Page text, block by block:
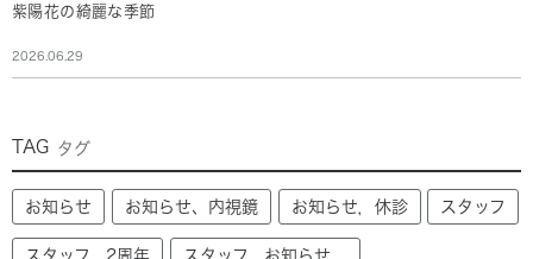
紫陽花の綺麗な季節
2026.06.29
TAG タグ
お知らせ お知らせ、内視鏡 お知らせ，休診 スタッフ
スタッフ，2周年 スタッフ，お知らせ，